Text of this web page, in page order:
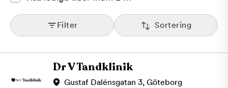
Filter Sortering
Dr V Tandklinik
Gustaf Dalénsgatan 3, Göteborg